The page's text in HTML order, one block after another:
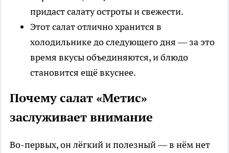
придаст салату остроты и свежести.
Этот салат отлично хранится в
холодильнике до следующего дня — за это
время вкусы объединяются, и блюдо
становится ещё вкуснее.
Почему салат «Метис»
заслуживает внимание
Во-первых, он лёгкий и полезный — в нём нет